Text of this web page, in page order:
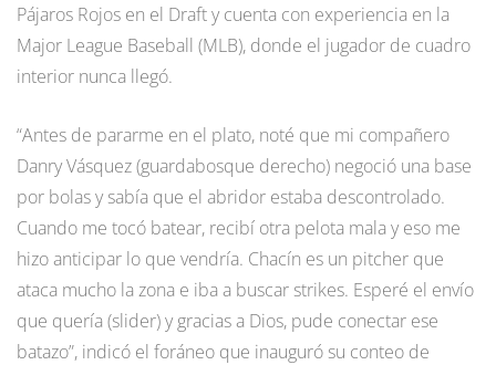
Pájaros Rojos en el Draft y cuenta con experiencia en la
Major League Baseball (MLB), donde el jugador de cuadro
interior nunca llegó.
“Antes de pararme en el plato, noté que mi compañero
Danry Vásquez (guardabosque derecho) negoció una base
por bolas y sabía que el abridor estaba descontrolado.
Cuando me tocó batear, recibí otra pelota mala y eso me
hizo anticipar lo que vendría. Chacín es un pitcher que
ataca mucho la zona e iba a buscar strikes. Esperé el envío
que quería (slider) y gracias a Dios, pude conectar ese
batazo”, indicó el foráneo que inauguró su conteo de